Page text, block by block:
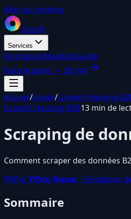
Aller au contenu
Closify
Services
FormationRésultatsGuide
Faire le point — 30 min
Accueil/Guide/Growth Hacking
Growth Hacking B2B13 min de
Scraping de
Comment scraper des données
YNParYifsin Nouar · Fondateur
Sommaire